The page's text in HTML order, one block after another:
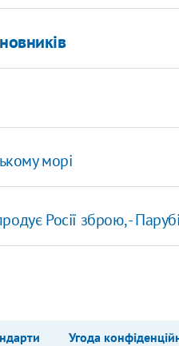
морі
Росії зброю, -
Угода